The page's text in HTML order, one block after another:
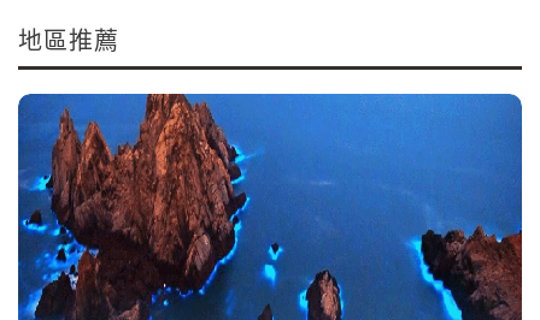
地區推薦